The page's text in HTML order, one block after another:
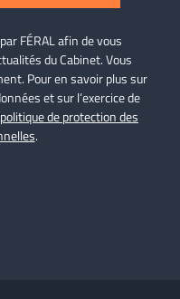
FÉRAL afin de vous
du Cabinet. Vous
Pour en savoir plus sur
et sur l’exercice de
politique de protection des
.